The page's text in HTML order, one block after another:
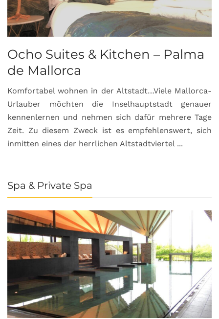
Ocho Suites & Kitchen – Palma
de Mallorca
Komfortabel wohnen in der Altstadt…Viele Mallorca-
Urlauber möchten die Inselhauptstadt genauer
kennenlernen und nehmen sich dafür mehrere Tage
Zeit. Zu diesem Zweck ist es empfehlenswert, sich
inmitten eines der herrlichen Altstadtviertel ...
Spa & Private Spa